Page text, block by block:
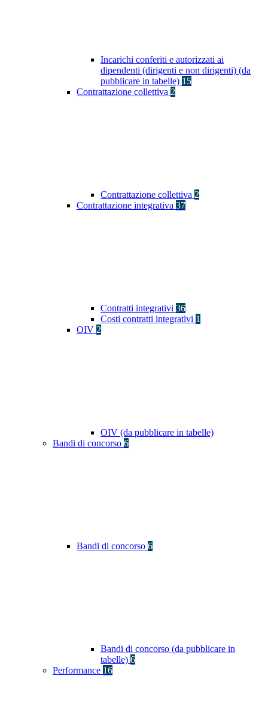
Incarichi conferiti e autorizzati ai
dipendenti (dirigenti e non dirigenti) (da
pubblicare in tabelle) 15
Contrattazione collettiva 2
Contrattazione collettiva 2
Contrattazione integrativa 37
Contratti integrativi 36
Costi contratti integrativi 1
OIV 2
OIV (da pubblicare in tabelle)
Bandi di concorso 6
Bandi di concorso 6
Bandi di concorso (da pubblicare in
tabelle) 6
Performance 16